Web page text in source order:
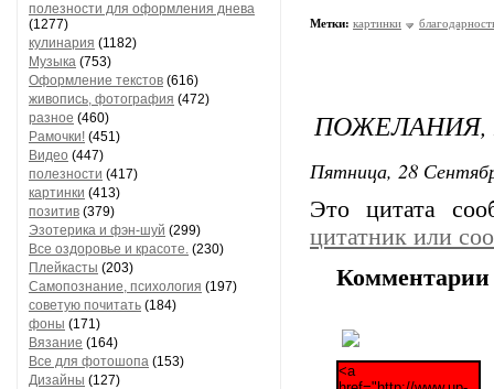
полезности для оформления днева
(1277)
кулинария (1182)
Музыка (753)
Оформление текстов (616)
живопись, фотография (472)
разное (460)
Рамочки! (451)
Видео (447)
полезности (417)
картинки (413)
позитив (379)
Эзотерика и фэн-шуй (299)
Все оздоровье и красоте. (230)
Плейкасты (203)
Самопознание, психология (197)
советую почитать (184)
фоны (171)
Вязание (164)
Все для фотошопа (153)
Дизайны (127)
Метки: картинки
ПОЖЕЛАНИЯ,
Пятница, 28
Это цитата
цитатник или
Комментарии